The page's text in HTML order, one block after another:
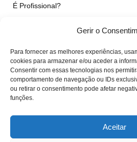
Gerir o
Para fornecer as melhores experiências,
cookies para armazenar e/ou aceder a
Consentir com essas tecnologias nos
comportamento de navegação ou IDs
ou retirar o consentimento pode afetar
funções.
Aceitar
É Profissional?
Qualidade das Peças
Minha Conta